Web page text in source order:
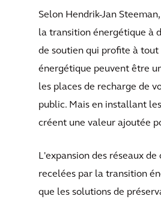
Selon Hendrik-Jan
la transition énergétique à
de soutien qui profite à tout
énergétique peuvent être
les places de recharge de
public. Mais en installant
créent une valeur ajoutée
L'expansion des réseaux
recelées par la transition
que les solutions de